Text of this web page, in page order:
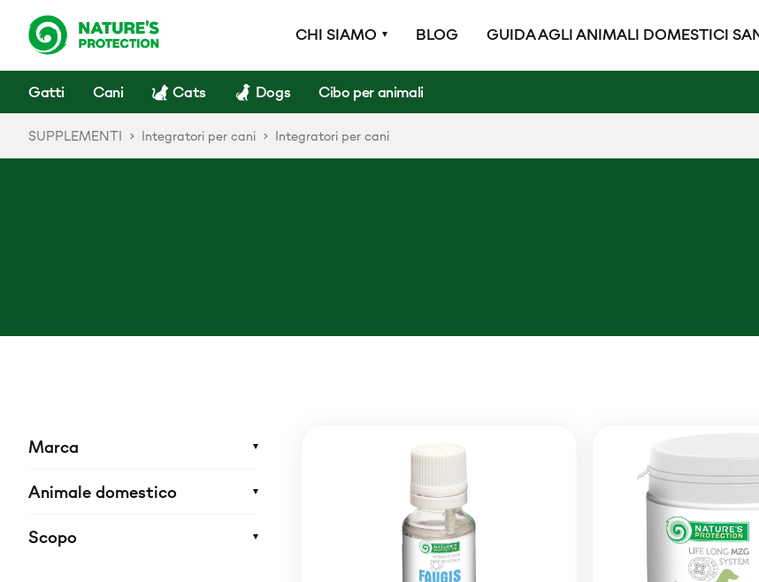
CHI SIAMO BLOG GUIDA AGLI ANIMALI DOMESTICI
Gatti Cani Cats Dogs Cibo per animali
SUPPLEMENTI Integratori per cani Integratori per cani
Marca
Animale domestico
Scopo